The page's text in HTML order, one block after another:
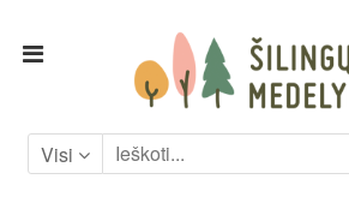
Skip
Skip
Visi